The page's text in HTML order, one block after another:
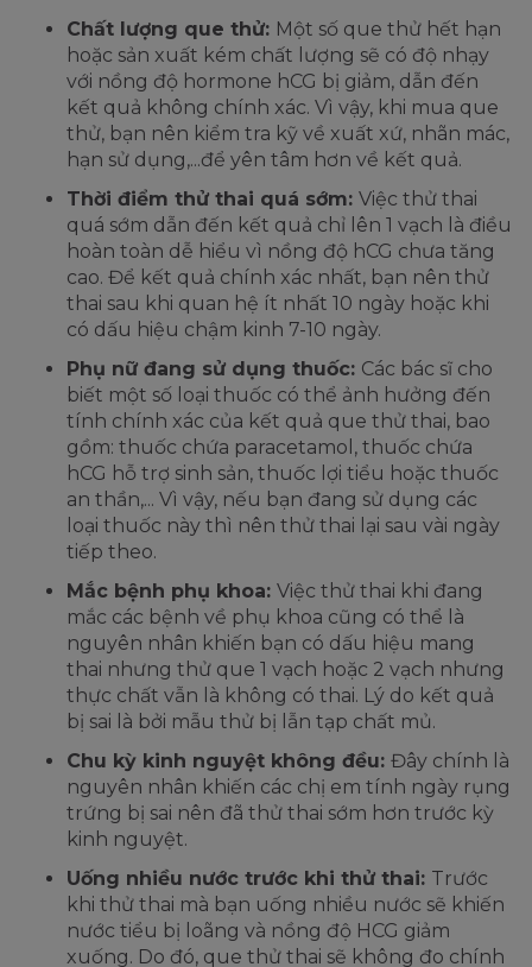
Chất lượng que thử: Một số que thử hết hạn
hoặc sản xuất kém chất lượng sẽ có độ nhạy
với nồng độ hormone hCG bị giảm, dẫn đến
kết quả không chính xác. Vì vậy, khi mua que
thử, bạn nên kiểm tra kỹ về xuất xứ, nhãn mác,
hạn sử dụng,...để yên tâm hơn về kết quả.
Thời điểm thử thai quá sớm: Việc thử thai
quá sớm dẫn đến kết quả chỉ lên 1 vạch là điều
hoàn toàn dễ hiểu vì nồng độ hCG chưa tăng
cao. Để kết quả chính xác nhất, bạn nên thử
thai sau khi quan hệ ít nhất 10 ngày hoặc khi
có dấu hiệu chậm kinh 7-10 ngày.
Phụ nữ đang sử dụng thuốc: Các bác sĩ cho
biết một số loại thuốc có thể ảnh hưởng đến
tính chính xác của kết quả que thử thai, bao
gồm: thuốc chứa paracetamol, thuốc chứa
hCG hỗ trợ sinh sản, thuốc lợi tiểu hoặc thuốc
an thần,... Vì vậy, nếu bạn đang sử dụng các
loại thuốc này thì nên thử thai lại sau vài ngày
tiếp theo.
Mắc bệnh phụ khoa: Việc thử thai khi đang
mắc các bệnh về phụ khoa cũng có thể là
nguyên nhân khiến bạn có dấu hiệu mang
thai nhưng thử que 1 vạch hoặc 2 vạch nhưng
thực chất vẫn là không có thai. Lý do kết quả
bị sai là bởi mẫu thử bị lẫn tạp chất mủ.
Chu kỳ kinh nguyệt không đều: Đây chính là
nguyên nhân khiến các chị em tính ngày rụng
trứng bị sai nên đã thử thai sớm hơn trước kỳ
kinh nguyệt.
Uống nhiều nước trước khi thử thai: Trước
khi thử thai mà bạn uống nhiều nước sẽ khiến
nước tiểu bị loãng và nồng độ HCG giảm
xuống. Do đó, que thử thai sẽ không đo chính